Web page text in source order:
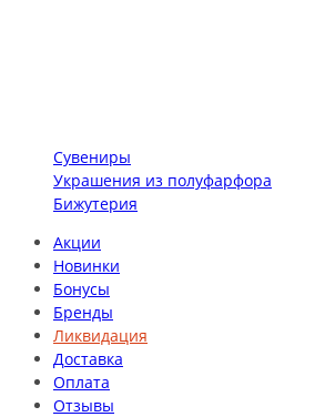
Сувениры
Украшения из полуфарфора
Бижутерия
Акции
Новинки
Бонусы
Бренды
Ликвидация
Доставка
Оплата
Отзывы